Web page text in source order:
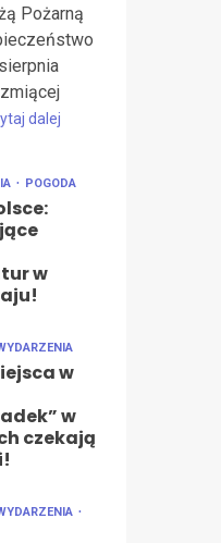
Pożarną
dalej
POGODA
w
w
w
czekają